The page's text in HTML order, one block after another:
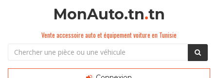
MonAuto.tn.tn
Vente accessoire auto et équipement voiture en Tunisie